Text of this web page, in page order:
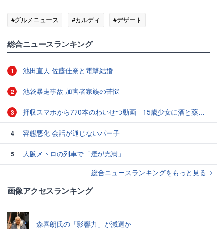
#グルメニュース #カルディ #デザート
総合ニュースランキング
1 池田直人 佐藤佳奈と電撃結婚
2 池袋暴走事故 加害者家族の苦悩
3 押収スマホから770本のわいせつ動画 15歳少女に酒と薬飲ませ性的暴行か 54歳男を再逮捕 「薬もありますよ」とSNSで誘い出し
4 容態悪化 会話が通じないパー子
5
大阪メトロの列車で「煙が充満」
総合ニュースランキングをもっと見る
画像アクセスランキング
森喜朗氏の「影響力」が減退か